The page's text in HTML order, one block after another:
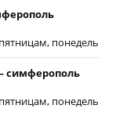
симферополь